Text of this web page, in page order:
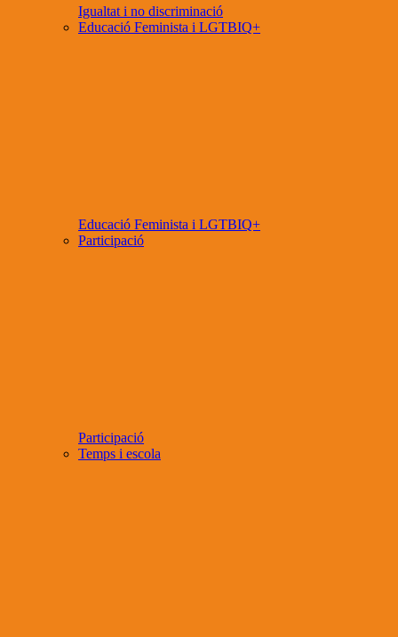
Igualtat i no discriminació
Educació Feminista i LGTBIQ+
Educació Feminista i LGTBIQ+
Participació
Participació
Temps i escola